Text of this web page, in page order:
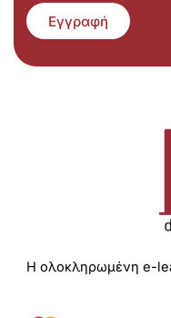
Εγγραφή
Η ολοκληρωμένη e-